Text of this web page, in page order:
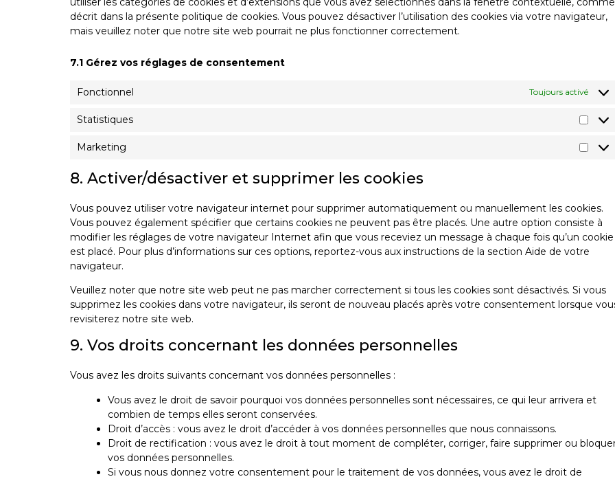
décrit dans la présente politique de cookies. Vous pouvez désactiver l’utilisation des cookies via votre navigateur,
mais veuillez noter que notre site web pourrait ne plus fonctionner correctement.
7.1 Gérez vos réglages de consentement
Fonctionnel Toujours activé
Statistiques
Marketing
8. Activer/désactiver et supprimer les cookies
Vous pouvez utiliser votre navigateur internet pour supprimer automatiquement ou manuellement les cookies.
Vous pouvez également spécifier que certains cookies ne peuvent pas être placés. Une autre option consiste à
modifier les réglages de votre navigateur Internet afin que vous receviez un message à chaque fois qu’un cookie
est placé. Pour plus d’informations sur ces options, reportez-vous aux instructions de la section Aide de votre
navigateur.
Veuillez noter que notre site web peut ne pas marcher correctement si tous les cookies sont désactivés. Si vous
supprimez les cookies dans votre navigateur, ils seront de nouveau placés après votre consentement lorsque
revisiterez notre site web.
9. Vos droits concernant les données personnelles
Vous avez les droits suivants concernant vos données personnelles :
Vous avez le droit de savoir pourquoi vos données personnelles sont nécessaires, ce qui leur arrivera et
combien de temps elles seront conservées.
Droit d’accès : vous avez le droit d’accéder à vos données personnelles que nous connaissons.
Droit de rectification : vous avez le droit à tout moment de compléter, corriger, faire supprimer ou
vos données personnelles.
Si vous nous donnez votre consentement pour le traitement de vos données, vous avez le droit de